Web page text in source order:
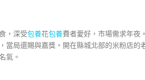
，深受包養花包養費者愛好，市場需求年夜
當局還賜與嘉獎。開在縣城北部的米粉店
氣。